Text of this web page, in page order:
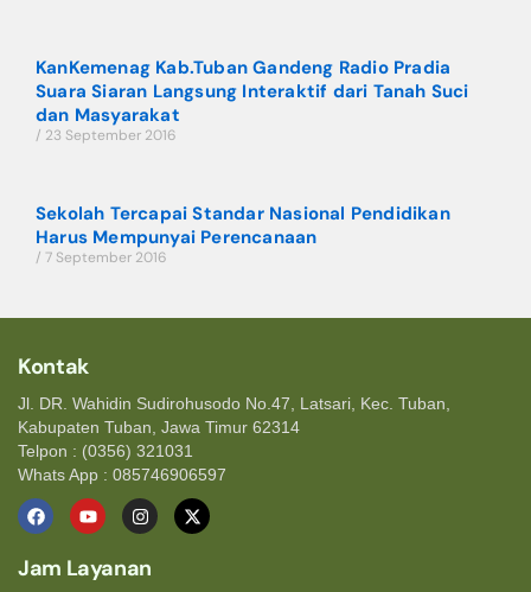
KanKemenag Kab.Tuban Gandeng Radio Pradia
Suara Siaran Langsung Interaktif dari Tanah Suci
dan Masyarakat
23 September 2016
Sekolah Tercapai Standar Nasional Pendidikan
Harus Mempunyai Perencanaan
7 September 2016
Kontak
Jl. DR. Wahidin Sudirohusodo No.47, Latsari, Kec. Tuban,
Kabupaten Tuban, Jawa Timur 62314
Telpon : (0356) 321031
Whats App : 085746906597
Jam Layanan